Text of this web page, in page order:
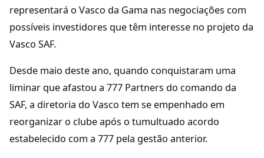
representará o Vasco da Gama nas negociações com
possíveis investidores que têm interesse no projeto da
Vasco SAF.
Desde maio deste ano, quando conquistaram uma
liminar que afastou a 777 Partners do comando da
SAF, a diretoria do Vasco tem se empenhado em
reorganizar o clube após o tumultuado acordo
estabelecido com a 777 pela gestão anterior.